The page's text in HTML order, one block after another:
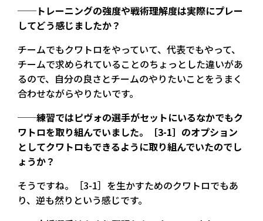
──トレーニングの強度や戦術理解度は実際にプレー
してどう感じましたか？
チームでもクワトロをやっていて、代表でもやって、
チームで求められていることのちょっとした違いがあ
るので、自分の良さとチームのやりたいことをうまく
合わせながらやりたいです。
──練習ではピヴォの選手がセットにいるなかでもク
ワトロを取り組んでいました。［3-1］のオプション
としてクワトロもできるように取り組んでいたのでし
ょうか？
そうですね。［3-1］を生かすためのクワトロでもあ
り、逆も然りという感じです。